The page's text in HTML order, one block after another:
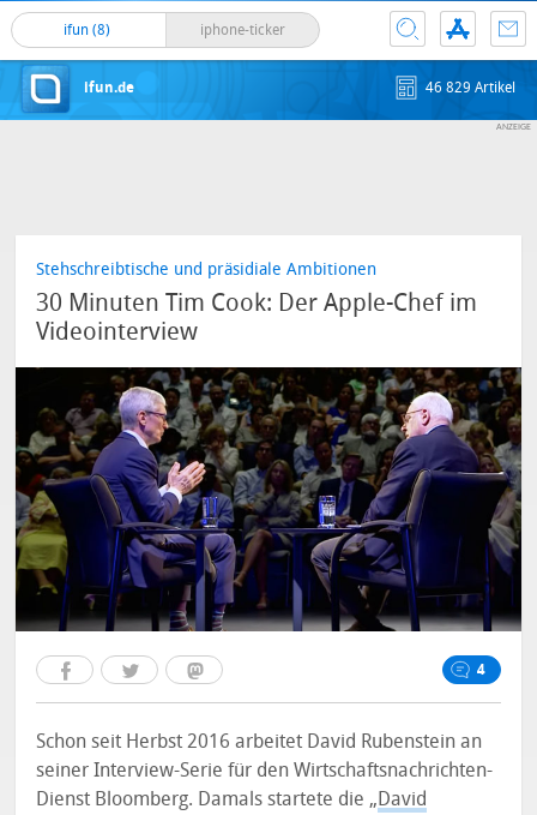
ifun (8) iphone-ticker
ifun.de 46 829 Artikel
Stehschreibtische und präsidiale Ambitionen
30 Minuten Tim Cook: Der Apple-Chef im
Videointerview
4
Schon seit Herbst 2016 arbeitet David Rubenstein an
seiner Interview-Serie für den Wirtschaftsnachrichten-
Dienst Bloomberg. Damals startete die „David